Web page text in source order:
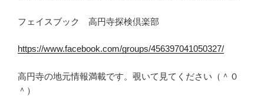
フェイスブック 高円寺探検倶楽部
https://www.facebook.com/groups/456397041050327/
高円寺の地元情報満載です。覗いて見てください（＾０
＾）